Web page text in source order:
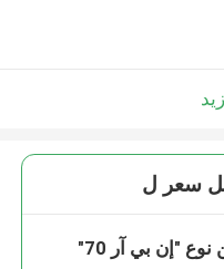
سعر ل
"إن بي آر 70"